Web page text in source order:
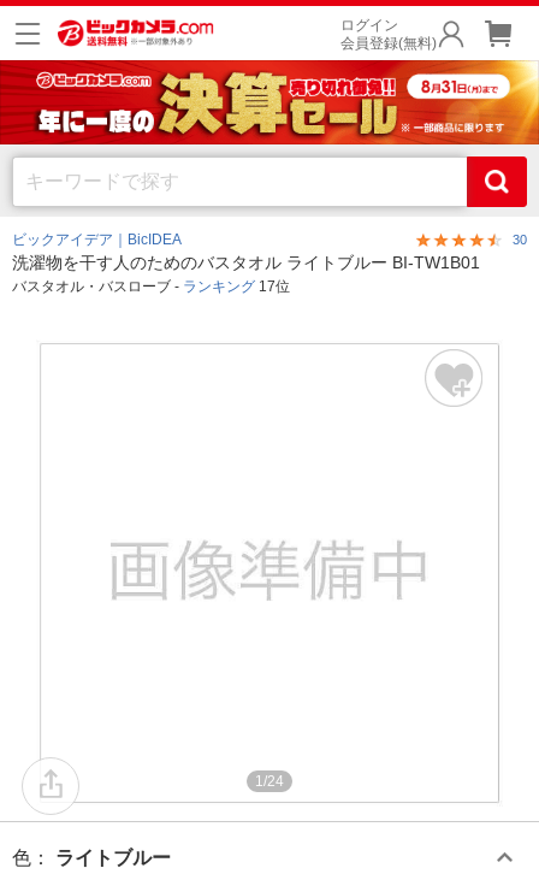
ログイン
会員登録(無料)
ビックアイデア｜BicIDEA 30
洗濯物を干す人のためのバスタオル ライトブルー BI-TW1B01
バスタオル・バスローブ - ランキング 17位
1/24
色 ： ライトブルー